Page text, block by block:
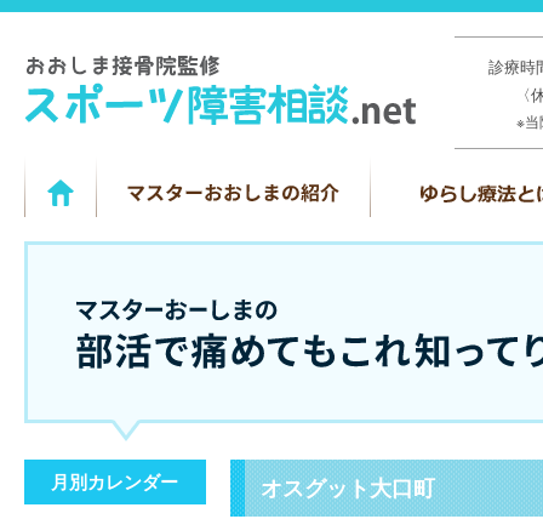
診療
※
オスグット大口町
月別カレンダー